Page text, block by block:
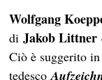
Wolfgang
diJakob Littner
Ciò è suggerito
tedesco